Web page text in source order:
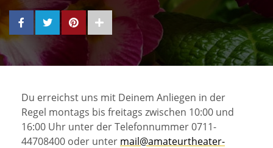
Du erreichst uns mit Deinem Anliegen in der
Regel montags bis freitags zwischen 10:00 und
16:00 Uhr unter der Telefonnummer 0711-
44708400 oder unter mail@amateurtheater-